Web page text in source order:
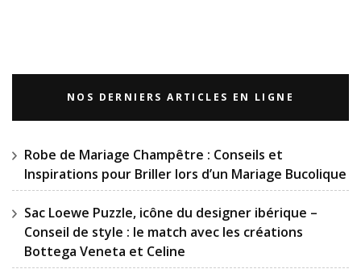
NOS DERNIERS ARTICLES EN LIGNE
Robe de Mariage Champêtre : Conseils et
Inspirations pour Briller lors d’un Mariage Bucolique
Sac Loewe Puzzle, icône du designer ibérique –
Conseil de style : le match avec les créations
Bottega Veneta et Celine